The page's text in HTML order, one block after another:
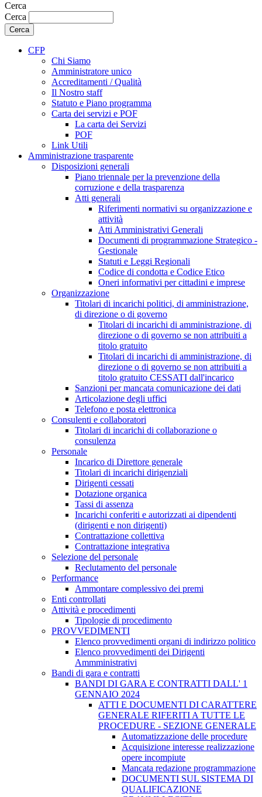
Cerca
Cerca
CFP
Chi Siamo
Amministratore unico
Accreditamenti / Qualità
Il Nostro staff
Statuto e Piano programma
Carta dei servizi e POF
La carta dei Servizi
POF
Link Utili
Amministrazione trasparente
Disposizioni generali
Piano triennale per la prevenzione della
corruzione e della trasparenza
Atti generali
Riferimenti normativi su organizzazione e
attività
Atti Amministrativi Generali
Documenti di programmazione Strategico -
Gestionale
Statuti e Leggi Regionali
Codice di condotta e Codice Etico
Oneri informativi per cittadini e imprese
Organizzazione
Titolari di incarichi politici, di amministrazione,
di direzione o di governo
Titolari di incarichi di amministrazione, di
direzione o di governo se non attribuiti a
titolo gratuito
Titolari di incarichi di amministrazione, di
direzione o di governo se non attribuiti a
titolo gratuito CESSATI dall'incarico
Sanzioni per mancata comunicazione dei dati
Articolazione degli uffici
Telefono e posta elettronica
Consulenti e collaboratori
Titolari di incarichi di collaborazione o
consulenza
Personale
Incarico di Direttore generale
Titolari di incarichi dirigenziali
Dirigenti cessati
Dotazione organica
Tassi di assenza
Incarichi conferiti e autorizzati ai dipendenti
(dirigenti e non dirigenti)
Contrattazione collettiva
Contrattazione integrativa
Selezione del personale
Reclutamento del personale
Performance
Ammontare complessivo dei premi
Enti controllati
Attività e procedimenti
Tipologie di procedimento
PROVVEDIMENTI
Elenco provvedimenti organi di indirizzo politico
Elenco provvedimenti dei Dirigenti
Ammministrativi
Bandi di gara e contratti
BANDI DI GARA E CONTRATTI DALL' 1
GENNAIO 2024
ATTI E DOCUMENTI DI CARATTERE
GENERALE RIFERITI A TUTTE LE
PROCEDURE - SEZIONE GENERALE
Automatizzazione delle procedure
Acquisizione interesse realizzazione
opere incompiute
Mancata redazione programmazione
DOCUMENTI SUL SISTEMA DI
QUALIFICAZIONE